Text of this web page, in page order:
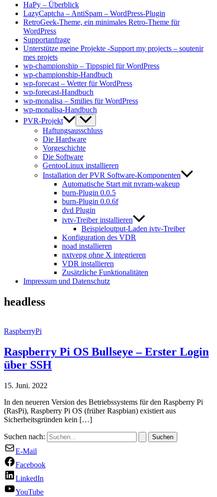
HaPy – Überblick
LazyCaptcha – AntiSpam – WordPress-Plugin
RetroGeek-Theme, ein minimales Retro-Theme für
WordPress
Supportanfrage
Unterstütze meine Projekte -Support my projects – soutenir
mes projets
wp-championship – Tippspiel für WordPress
wp-championship-Handbuch
wp-forecast – Wetter für WordPress
wp-forecast-Handbuch
wp-monalisa – Smilies für WordPress
wp-monalisa-Handbuch
PVR-Projekt
Haftungsausschluss
Die Hardware
Vorgeschichte
Die Software
GentooLinux installieren
Installation der PVR Software-Komponenten
Automatische Start mit nvram-wakeup
burn-Plugin 0.0.5
burn-Plugin 0.0.6f
dvd Plugin
ivtv-Treiber installieren
Beispieloutput-Laden ivtv-Treiber
Konfiguration des VDR
noad installieren
nxtvepg ohne X integrieren
VDR installieren
Zusätzliche Funktionalitäten
Impressum und Datenschutz
headless
RaspberryPi
Raspberry Pi OS Bullseye – Erster Login
über SSH
15. Juni. 2022
In den neueren Version des Betriebssystems für den Raspberry Pi
(RasPi), Raspberry Pi OS (früher Raspbian) existiert aus
Sicherheitsgründen kein […]
Suchen nach:
E-Mail
Facebook
LinkedIn
YouTube